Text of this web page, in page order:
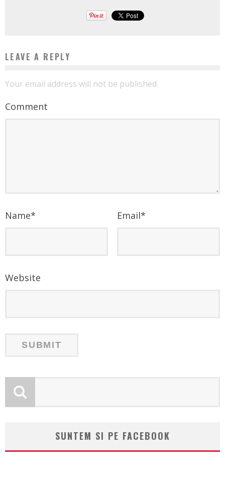
LEAVE A REPLY
Your email address will not be published.
Comment
Name* Email*
Website
SUNTEM SI PE FACEBOOK